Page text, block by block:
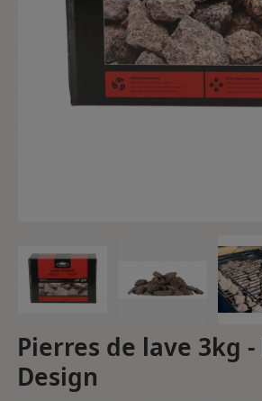
Pierres de lave 3kg
Design